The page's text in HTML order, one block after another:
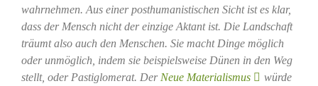
wahrnehmen. Aus einer posthumanistischen Sicht ist es klar,
dass der Mensch nicht der einzige Aktant ist. Die Landschaft
träumt also auch den Menschen. Sie macht Dinge möglich
oder unmöglich, indem sie beispielsweise Dünen in den Weg
stellt, oder Pastiglomerat. Der Neue Materialismus
würde